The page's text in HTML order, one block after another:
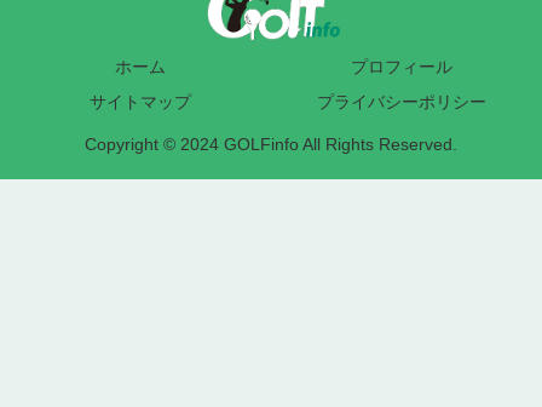
ホーム
プロフィール
サイトマップ
プライバシーポリシー
Copyright © 2024 GOLFinfo All Rights Reserved.